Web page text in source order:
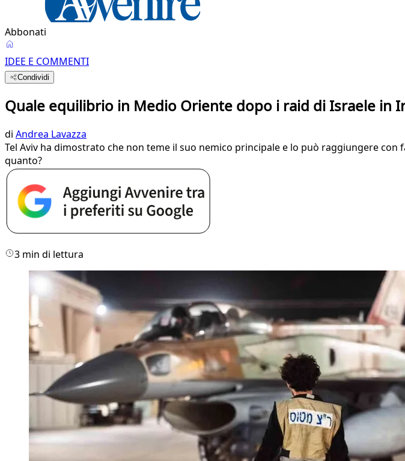
Abbonati
IDEE E COMMENTI
Condividi
Quale equilibrio in Medio Oriente dopo i raid di Israele in
di Andrea Lavazza
Tel Aviv ha dimostrato che non teme il suo nemico principale e lo può raggiungere
quanto?
3 min di lettura